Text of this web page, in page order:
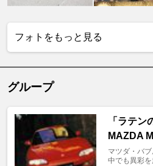
フォトをもっと見る
グループ
「ラテ
MAZDA
マツダ・バ
中でも異彩を